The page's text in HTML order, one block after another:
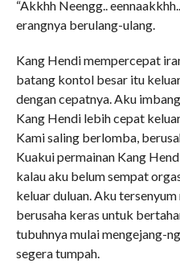
“Akkhh Neengg..
erangnya berulang-ulang.
Kang Hendi mempercepat
batang kontol besar itu
dengan cepatnya. Aku
Kang Hendi lebih cepat
Kami saling berlomba,
Kuakui permainan Kang
kalau aku belum sempat
keluar duluan. Aku
berusaha keras untuk
tubuhnya mulai mengejang-
segera tumpah.